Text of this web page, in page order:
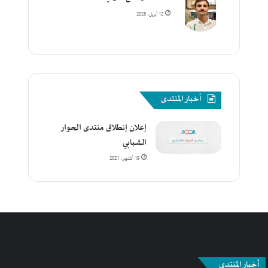
12 أبريل، 2025
أخبار المنتدى
إعلان إنطلاق منتدى الحوار
الشبابي
19 أكتوبر، 2021
أخبار المنتدى